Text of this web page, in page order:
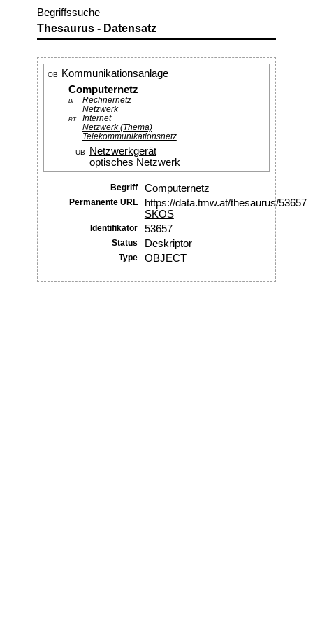
Begriffssuche
Thesaurus - Datensatz
OB
Kommunikationsanlage
Computernetz
BF
Rechnernetz
Netzwerk
RT
Internet
Netzwerk (Thema)
Telekommunikationsnetz
UB
Netzwerkgerät
optisches Netzwerk
Begriff Computernetz
Permanente URL
https://data.tmw.at/thesaurus/53657
SKOS
Identifikator 53657
Status Deskriptor
Type OBJECT